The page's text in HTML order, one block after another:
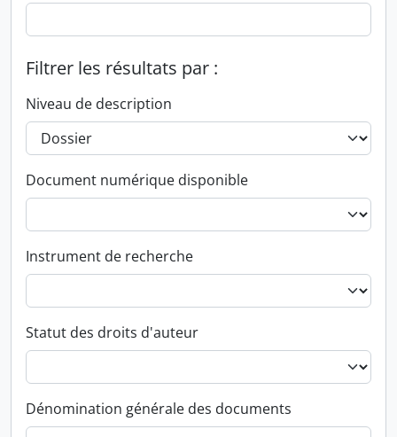
Filtrer les résultats par :
Niveau de description
Document numérique disponible
Instrument de recherche
Statut des droits d'auteur
Dénomination générale des documents